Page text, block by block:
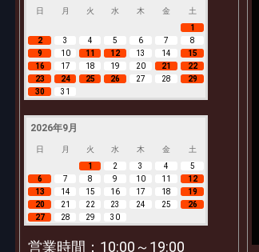
日 月 火 水 木 金
土
1
2
3 4 5 6 7
8
9
10 11 12 13 14
15
16
17 18 19 20 21
22
23
24 25 26 27 28
29
30
31
2026年9月
日 月 火 水 木 金
土
1
2 3 4
5
6
7 8 9 10 11
12
13
14 15 16 17 18
19
20
21 22 23 24 25
26
27
28 29 30
営業時間：10:00～19:00